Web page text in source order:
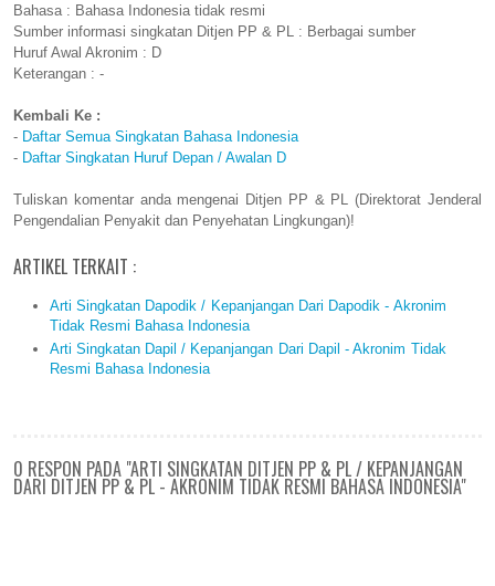
Bahasa : Bahasa Indonesia tidak resmi
Sumber informasi singkatan Ditjen PP & PL : Berbagai sumber
Huruf Awal Akronim : D
Keterangan : -
Kembali Ke :
- Daftar Semua Singkatan Bahasa Indonesia
- Daftar Singkatan Huruf Depan / Awalan D
Tuliskan komentar anda mengenai Ditjen PP & PL (Direktorat Jenderal
Pengendalian Penyakit dan Penyehatan Lingkungan)!
ARTIKEL TERKAIT :
Arti Singkatan Dapodik / Kepanjangan Dari Dapodik - Akronim
Tidak Resmi Bahasa Indonesia
Arti Singkatan Dapil / Kepanjangan Dari Dapil - Akronim Tidak
Resmi Bahasa Indonesia
0 RESPON PADA "ARTI SINGKATAN DITJEN PP & PL / KEPANJANGAN
DARI DITJEN PP & PL - AKRONIM TIDAK RESMI BAHASA INDONESIA"